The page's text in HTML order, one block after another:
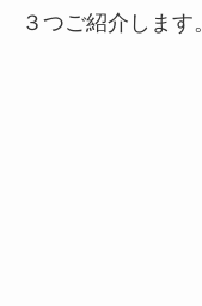
３つご紹介します。